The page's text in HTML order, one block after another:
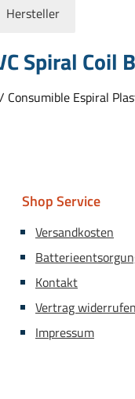
Hersteller
Spiral Coil
Espiral
Shop Service
Versandkosten
Kontakt
Vertrag widerrufen
Impressum